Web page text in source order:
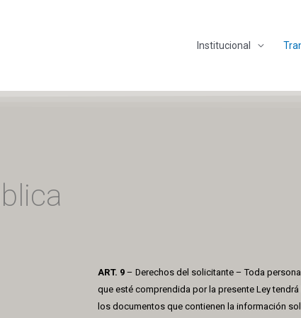
Institucional
ART. 9– Derechos del solicitante – Toda
que esté comprendida por la presente Ley
los documentos que contienen la información